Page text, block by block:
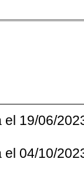
19/06/
04/10/